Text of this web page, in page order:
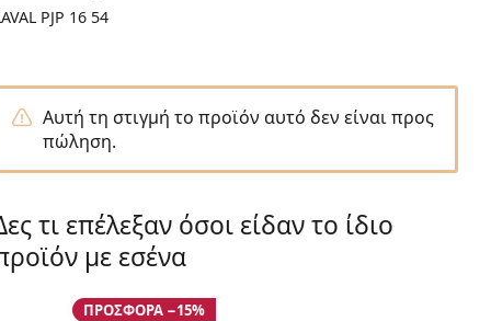
PJP 16 54
Αυτή τη στιγμή το προϊόν αυτό δεν είναι προς
πώληση.
τι επέλεξαν όσοι είδαν το ίδιο
με εσένα
ΠΡΟΣΦΟΡΆ −15%